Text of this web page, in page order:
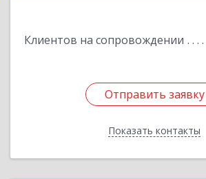
Клиентов на сопровождении
Отправить заявку
Показать контакты
Отправить заявку
Назад